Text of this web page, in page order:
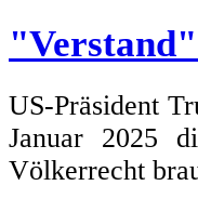
US-Präsident
Januar 2025
Völkerrecht